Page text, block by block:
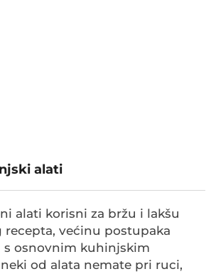
alati
alati korisni za bržu i lakšu
većinu postupaka
s osnovnim kuhinjskim
od alata nemate pri ruci,